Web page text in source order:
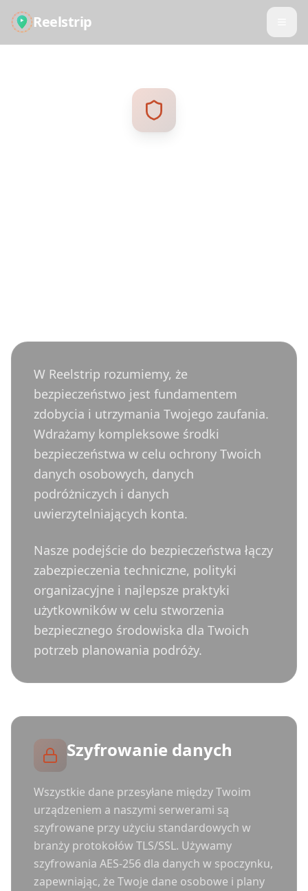
Reelstrip
W Reelstrip rozumiemy, że
bezpieczeństwo jest fundamentem
zdobycia i utrzymania Twojego zaufania.
Wdrażamy kompleksowe środki
bezpieczeństwa w celu ochrony Twoich
danych osobowych, danych
podróżniczych i danych
uwierzytelniających konta.
Nasze podejście do bezpieczeństwa łączy
zabezpieczenia techniczne, polityki
organizacyjne i najlepsze praktyki
użytkowników w celu stworzenia
bezpiecznego środowiska dla Twoich
potrzeb planowania podróży.
Szyfrowanie danych
Wszystkie dane przesyłane między Twoim
urządzeniem a naszymi serwerami są
szyfrowane przy użyciu standardowych w
branży protokołów TLS/SSL. Używamy
szyfrowania AES-256 dla danych w spoczynku,
zapewniając, że Twoje dane osobowe i plany